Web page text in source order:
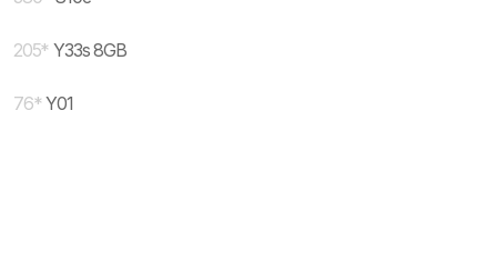
205* Y33s 8GB
76* Y01